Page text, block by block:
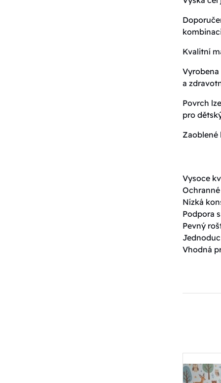
Kvalitní
a
Povrch
pro
Zaoblené
Vysoce
Nízká
Podpora
Pevný
Vhodná